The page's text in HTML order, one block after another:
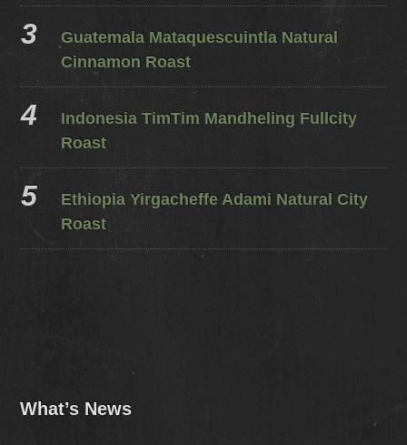
Guatemala Mataquescuintla Natural
Cinnamon Roast
Indonesia TimTim Mandheling Fullcity
Roast
Ethiopia Yirgacheffe Adami Natural City
Roast
What’s News